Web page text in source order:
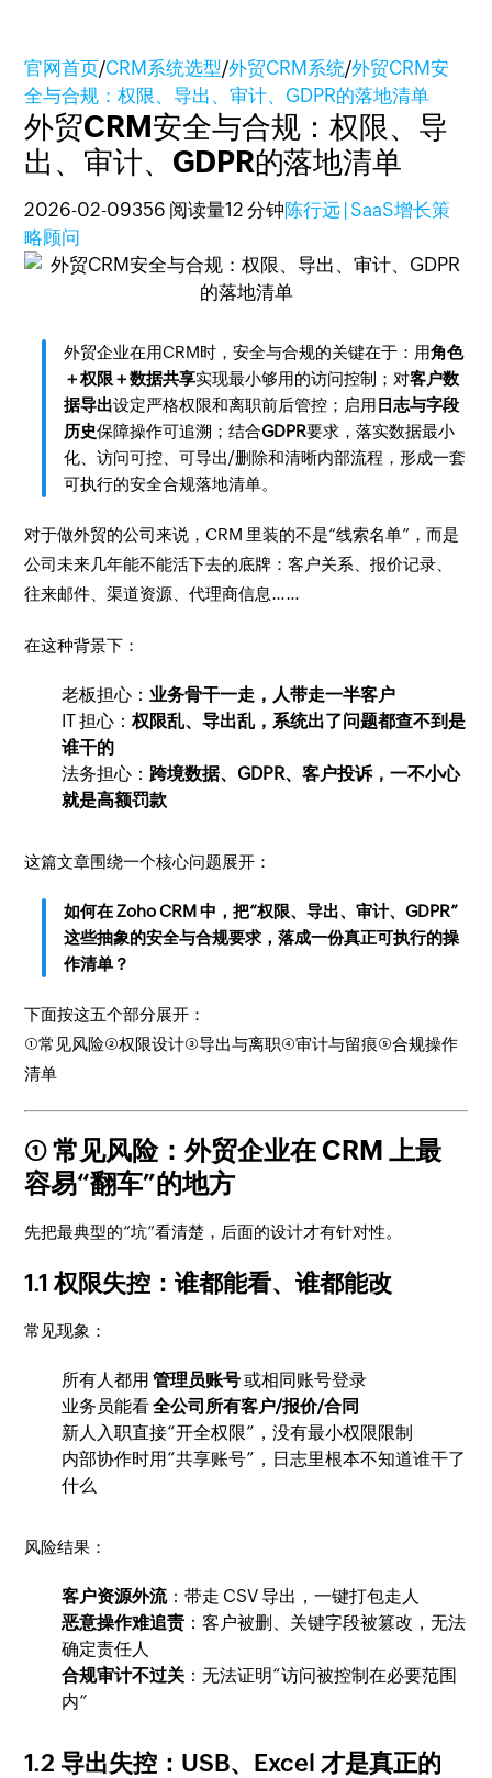
官网首页/CRM系统选型/外贸CRM系统/外贸CRM安
全与合规：权限、导出、审计、GDPR的落地清单
外贸CRM安全与合规：权限、导
出、审计、GDPR的落地清单
2026-02-09356 阅读量12 分钟陈行远 | SaaS增长策
略顾问
外贸企业在用CRM时，安全与合规的关键在于：用角色
＋权限＋数据共享实现最小够用的访问控制；对客户数
据导出设定严格权限和离职前后管控；启用 日志与字段
历史保障操作可追溯；结合GDPR要求，落实数据最小
化、访问可控、可导出/删除和清晰内部流程，形成一套
可执行的安全合规落地清单。
对于做外贸的公司来说，CRM 里装的不是“线索名单”，而是
公司未来几年能不能活下去的底牌：客户关系、报价记录、
往来邮件、渠道资源、代理商信息……
在这种背景下：
老板担心：业务骨干一走，人带走一半客户
IT 担心：权限乱、导出乱，系统出了问题都查不到是
谁干的
法务担心： 跨境数据、GDPR、客户投诉，一不小心
就是高额罚款
这篇文章围绕一个核心问题展开：
如何在 Zoho CRM 中，把“权限、导出、审计、GDPR”
这些抽象的安全与合规要求，落成一份真正可执行的操
作清单？
下面按这五个部分展开：
①常见风险②权限设计③导出与离职④审计与留痕⑤合规操作
清单
① 常见风险：外贸企业在 CRM 上最
容易“翻车”的地方
先把最典型的“坑”看清楚，后面的设计才有针对性。
1.1 权限失控：谁都能看、谁都能改
常见现象：
所有人都用管理员账号或相同账号登录
业务员能看全公司所有客户/报价/合同
新人入职直接“开全权限”，没有最小权限限制
内部协作时用“共享账号”，日志里根本不知道谁干了
什么
风险结果：
客户资源外流：带走 CSV 导出，一键打包走人
恶意操作难追责 ：客户被删、关键字段被篡改，无法
确定责任人
合规审计不过关 ：无法证明“访问被控制在必要范围
内”
1.2 导出失控：USB、Excel 才是真正的